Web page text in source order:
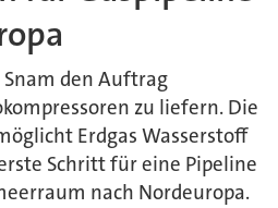
den Auftrag
zu liefern. Die
Erdgas Wasserstoff
Schritt für eine Pipeline
nach Nordeuropa.